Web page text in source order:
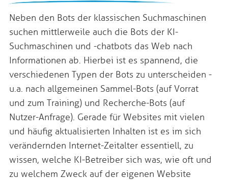
Neben den Bots der klassischen Suchmaschinen
suchen mittlerweile auch die Bots der KI-
Suchmaschinen und -chatbots das Web nach
Informationen ab. Hierbei ist es spannend, die
verschiedenen Typen der Bots zu unterscheiden -
u.a. nach allgemeinen Sammel-Bots (auf Vorrat
und zum Training) und Recherche-Bots (auf
Nutzer-Anfrage). Gerade für Websites mit vielen
und häufig aktualisierten Inhalten ist es im sich
verändernden Internet-Zeitalter essentiell, zu
wissen, welche KI-Betreiber sich was, wie oft und
zu welchem Zweck auf der eigenen Website